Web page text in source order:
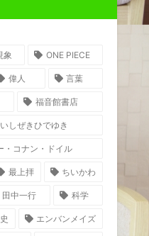
象 ONE PIECE
偉人 言葉
福音館書店
いしぜきひでゆき
・コナン・ドイル
最上拝 ちいかわ
田中一行 科学
エンバンメイズ